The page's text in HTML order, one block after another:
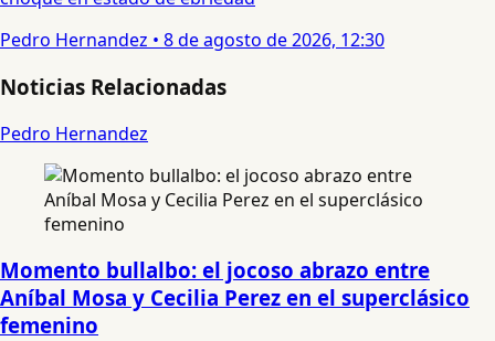
Pedro Hernandez • 8 de agosto de 2026, 12:30
Noticias Relacionadas
Pedro Hernandez
Momento bullalbo: el jocoso abrazo entre
Aníbal Mosa y Cecilia Perez en el superclásico
femenino